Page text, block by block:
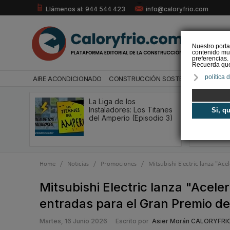
Nuestro
contenido
preferencias.
Recuerda
política
Si,
Llámenos al: 944 544 423 info@caloryfrio.com
AIRE ACONDICIONADO CONSTRUCCIÓN SOSTENIBLE
La Liga de los
Instaladores: Los Titanes
del Amperio (Episodio 3)
Home / Noticias / Promociones / Mitsubishi Electric lanza
Mitsubishi Electric lanza
entradas para el Gran Premio
Martes, 16 Junio 2026 Escrito por Asier Morán